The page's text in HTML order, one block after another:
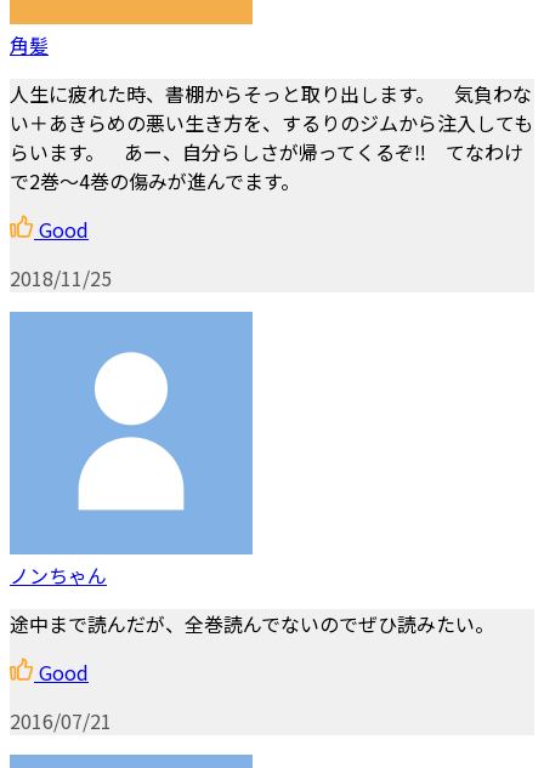
角髪
人生に疲れた時、書棚からそっと取り出します。 気負わな
い＋あきらめの悪い生き方を、するりのジムから注入しても
らいます。 あー、自分らしさが帰ってくるぞ‼ てなわけ
で2巻～4巻の傷みが進んでます。
Good
2018/11/25
ノンちゃん
途中まで読んだが、全巻読んでないのでぜひ読みたい。
Good
2016/07/21